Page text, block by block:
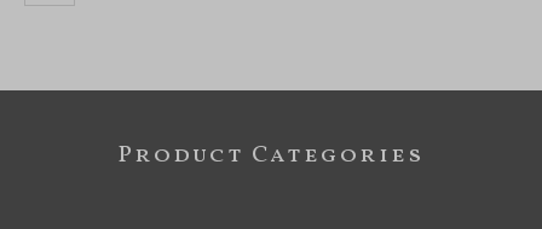
Product Categories